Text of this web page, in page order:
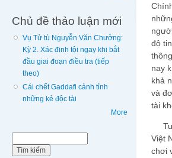
Chủ đề thảo luận mới
Vụ Tử tù Nguyễn Văn Chưởng:
Kỳ 2. Xác định tội ngay khi bắt
đầu giai đoạn điều tra (tiếp
theo)
Cái chết Gaddafi cảnh tỉnh
những kẻ độc tài
More
độ
nay
khả
và
tài
Việt
chơi